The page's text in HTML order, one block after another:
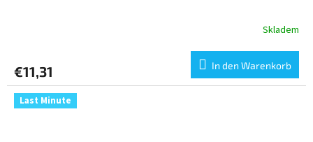
Skladem
€11,31 In den Warenkorb
Last Minute